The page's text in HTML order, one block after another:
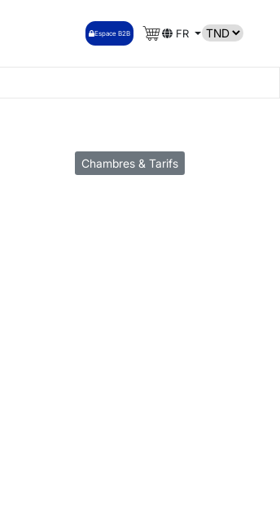
Espace B2B FR
Chambres & Tarifs